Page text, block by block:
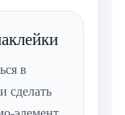
в
сделать